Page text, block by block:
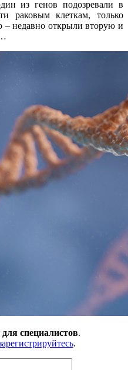
из генов подозревали в
раковым клеткам, только
недавно открыли вторую и
специалистов.
.